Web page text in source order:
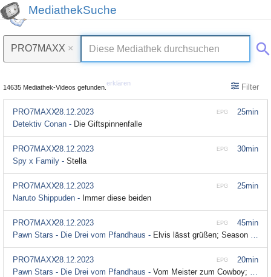
MediathekSuche
PRO7MAXX ×
14635 Mediathek-Videos gefunden.
erklären Filter
25min
EPG
PRO7MAXX28.12.2023
Detektiv Conan - Die Giftspinnenfalle
30min
EPG
PRO7MAXX28.12.2023
Spy x Family - Stella
25min
EPG
PRO7MAXX28.12.2023
Naruto Shippuden - Immer diese beiden
45min
EPG
PRO7MAXX28.12.2023
Pawn Stars - Die Drei vom Pfandhaus - Elvis lässt grüßen; Season 23 Episode 2
20min
EPG
PRO7MAXX28.12.2023
Pawn Stars - Die Drei vom Pfandhaus - Vom Meister zum Cowboy; Season 19 Episode 38